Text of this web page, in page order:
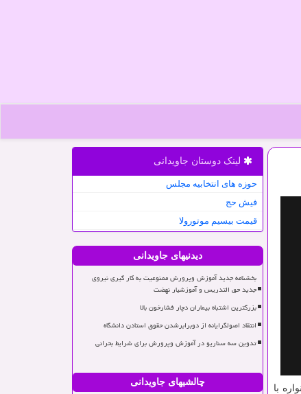
با
لینک دوستان جاویدانی
حوزه های انتخابیه مجلس
فیش حج
قیمت بیسیم موتورولا
دیدنیهای جاویدانی
بخشنامه جدید آموزش وپرورش ممنوعیت به کار گیری نیروی
جدید حق التدریس و آموزشیار نهضت
بزرگترین اشتباه بیماران دچار فشارخون بالا
انتقاد اصولگرایانه از دوبرابرشدن حقوق استادن دانشگاه
تدوین سه سناریو در آموزش وپرورش برای شرایط بحرانی
چالشیهای جاویدانی